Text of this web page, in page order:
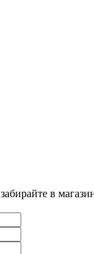
в